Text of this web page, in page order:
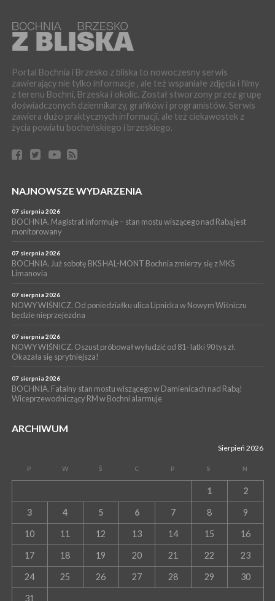
LIPNICA MUROWANA. Oddaj krew, pomóż potrzebującym!
KULTURA
Kopalni Soli Bochnia
WYDARZENIA
06 sierpnia 2026
BRZESKO. Lepsze warunki dla strażaków z OSP Okocim!
06 sierpnia 2026
BORZĘCIN. Już w najbliższy weekend XIX Borzęckie Święto
PIELGRZYMKA 2026
Z BOCHNI NA JASNĄ GÓRĘ. Drugi dzień wędrówki [ZDJĘCIA]
WYDARZENIA
NASZ NEWS. Powstał Komitet Ochrony Ładu
Przestrzennego Miasta Bochnia. To odpowiedź na działania
magistratu
Portal Bochnia i Brzesko z bliska to nowoczesny serwis
zawierający nie tylko informacje , ale też wspaniałe zdjęcia i filmy
z terenu Bochni, Brzeska i okolic. Został stworzony przez grupę
doświadczonych dziennikarzy, grafików i programistów. Serwis
zawiera dużo praktycznych informacji, ale też ciekawostek z
życia powiatu bocheńskiego i brzeskiego.
NAJNOWSZE WYDARZENIA
07 sierpnia 2026
BOCHNIA. Magistrat informuje – stan mostu wiszącego nad Rabą jest
monitorowany
07 sierpnia 2026
BOCHNIA. Już sobotę BKS HAL-MONT Bochnia zmierzy się z MKS
Limanovia
07 sierpnia 2026
NOWY WIŚNICZ. Od poniedziałku ulica Lipnicka w Nowym Wiśniczu
będzie nieprzejezdna
07 sierpnia 2026
NOWY WIŚNICZ. Oszust próbował wyłudzić od 81- latki 90 tys zł.
Okazała się sprytniejsza!
07 sierpnia 2026
BOCHNIA. Fatalny stan mostu wiszącego w Damienicach nad Rabą!
Wiceprzewodniczący RM w Bochni alarmuje
ARCHIWUM
Sierpień 2026
P W Ś C P S N
1 2
3 4 5 6 7 8 9
10 11 12 13 14 15 16
17 18 19 20 21 22 23
24 25 26 27 28 29 30
31